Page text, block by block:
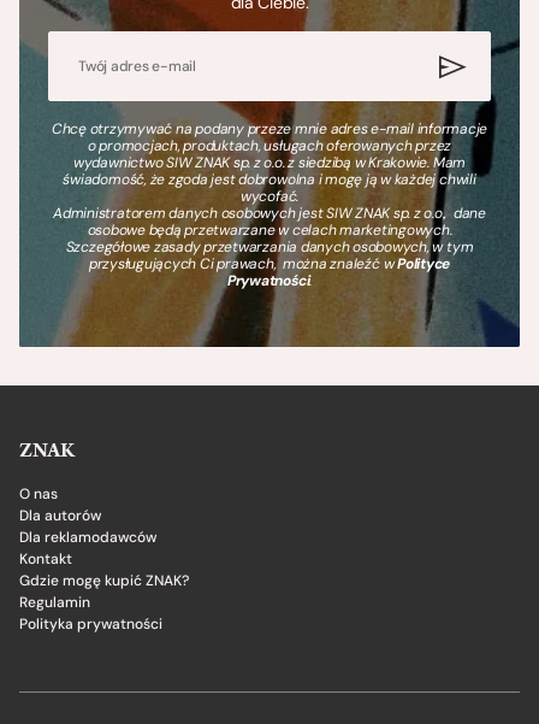
Chcę otrzymywać na podany przeze mnie adres e-mail informacje
o promocjach, produktach, usługach oferowanych przez
wydawnictwo SIW ZNAK sp. z o.o. z siedzibą w Krakowie. Mam
świadomość, że zgoda jest dobrowolna i mogę ją w każdej chwili
wycofać.
Administratorem danych osobowych jest SIW ZNAK sp. z o.o., dane
osobowe będą przetwarzane w celach marketingowych.
Szczegółowe zasady przetwarzania danych osobowych, w tym
przysługujących Ci prawach, można znaleźć wPolityce
Prywatności.
ZNAK
O nas
Dla autorów
Dla reklamodawców
Kontakt
Gdzie mogę kupić ZNAK?
Regulamin
Polityka prywatności